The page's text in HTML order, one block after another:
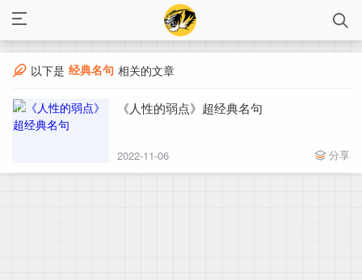
以下是 经典名句 相关的文章
《人性的弱点》超经典名句
2022-11-06 分享